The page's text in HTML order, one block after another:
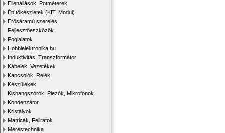
Ellenállások, Potméterek
Építőkészletek (KIT, Modul)
Erősáramú szerelés
Fejlesztőeszközök
Foglalatok
Hobbielektronika.hu
Induktivitás, Transzformátor
Kábelek, Vezetékek
Kapcsolók, Relék
Készülékek
Kishangszórók, Piezók, Mikrofonok
Kondenzátor
Kristályok
Matricák, Feliratok
Méréstechnika